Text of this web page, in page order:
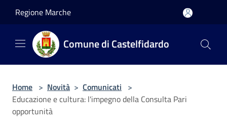
Regione Marche
Comune di Castelfidardo
Home > Novità > Comunicati >
Educazione e cultura: l'impegno della Consulta Pari
opportunità